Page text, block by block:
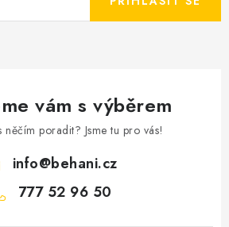
vám s výběrem
něčím poradit? Jsme tu pro vás!
info@behani.cz
777 52 96 50